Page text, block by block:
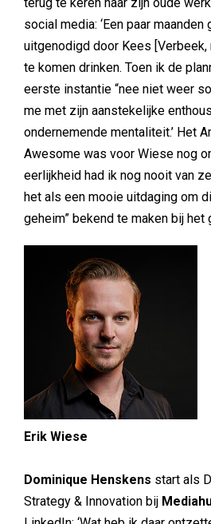
social media: ‘Een paar
uitgenodigd door Kees
te komen drinken. Toen ik de
eerste instantie “nee niet weer
me met zijn aanstekelijke
ondernemende mentaliteit.’ Het
Awesome was voor Wiese nog
eerlijkheid had ik nog nooit van
het als een mooie uitdaging om
geheim” bekend te maken bij het
Erik Wiese
Dominique Henskens start als
Strategy & Innovation bij